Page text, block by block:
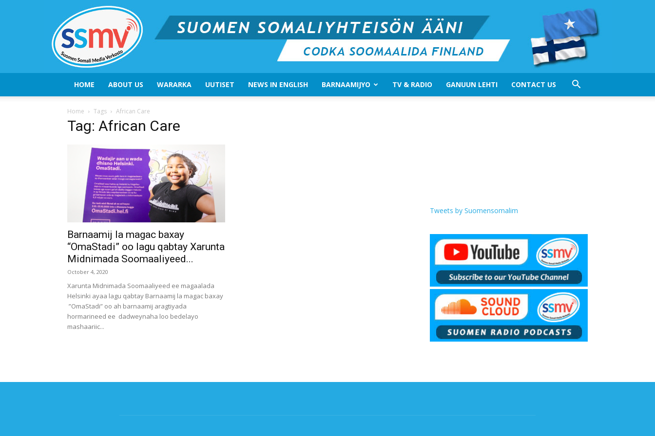
HOME ABOUT US WARARKA UUTISET NEWS IN ENGLISH BARNAAMIJYO TV & RADIO GANUUN LEHTI CONTACT US
Home Tags African Care
Tag: African Care
Barnaamij la magac baxay
“OmaStadi” oo lagu qabtay Xarunta
Midnimada Soomaaliyeed...
October 4, 2020
Xarunta Midnimada Soomaaliyeed ee magaalada
Helsinki ayaa lagu qabtay Barnaamij la magac baxay
”OmaStadi” oo ah barnaamij aragtiyada
hormarineed ee dadweynaha loo bedelayo
mashaariic...
Tweets by Suomensomalim